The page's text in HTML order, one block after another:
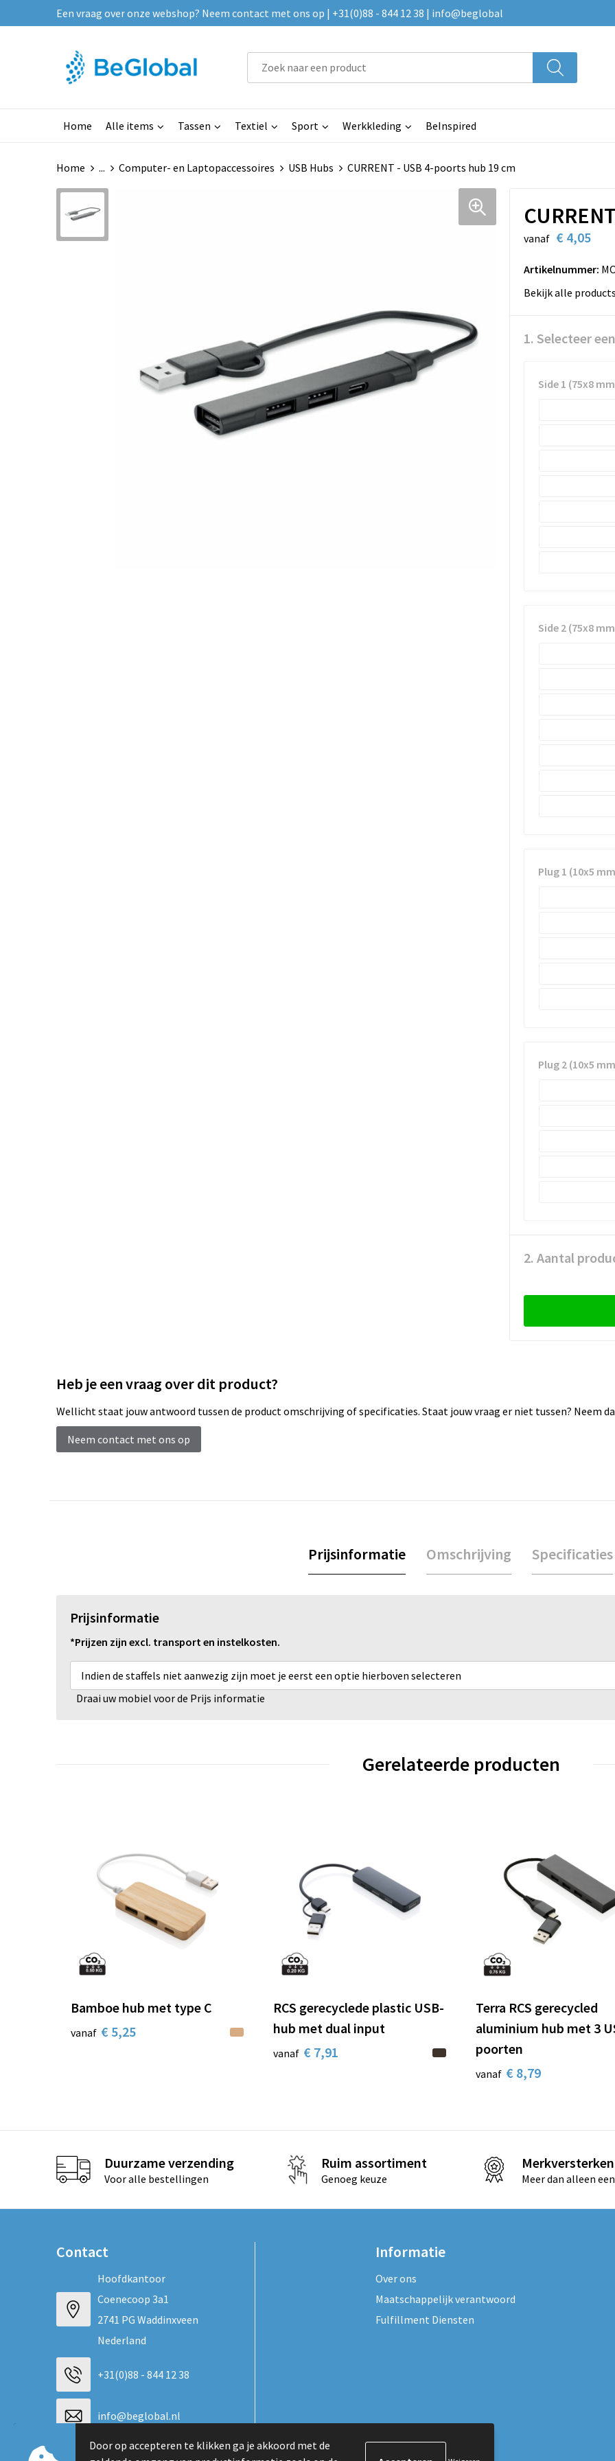
Een vraag over onze webshop? Neem contact met ons op | +31(0)88 - 844 12 38 | info@beglobal
Home Alle items Tassen Textiel Sport Werkkleding BeInspired
Home ... Computer- en Laptopaccessoires USB Hubs CURRENT - USB 4-poorts hub 19 cm
vanaf € 4,05
Artikelnummer:
Bekijk alle
1. Selecteer
Side 1 (75x8
Side 2 (75x8
Plug 1 (10x5
Plug 2 (10x5
2. Aantal
Heb je een vraag over dit product?
Wellicht staat jouw antwoord tussen de product omschrijving of specificaties. Staat jouw vraag er niet tussen? Neem
Neem contact met ons op
Prijsinformatie Omschrijving Specificaties
Prijsinformatie
*Prijzen zijn excl. transport en instelkosten.
Indien de staffels niet aanwezig zijn moet je eerst een optie hierboven selecteren
Draai uw mobiel voor de Prijs informatie
Gerelateerde producten
Bamboe hub met type C
vanaf € 5,25
RCS gerecyclede plastic USB-
hub met dual input
vanaf € 7,91
Terra RCS gerecycled
aluminium hub met 3
poorten
vanaf € 8,79
Duurzame verzending
Voor alle bestellingen
Ruim assortiment
Genoeg keuze Meer dan alleen
Contact
Hoofdkantoor
Coenecoop 3a1
2741 PG Waddinxveen
Nederland
+31(0)88 - 844 12 38
info@beglobal.nl
Informatie
Over ons
Maatschappelijk verantwoord
Fulfillment Diensten
Door op accepteren te klikken ga je akkoord met de